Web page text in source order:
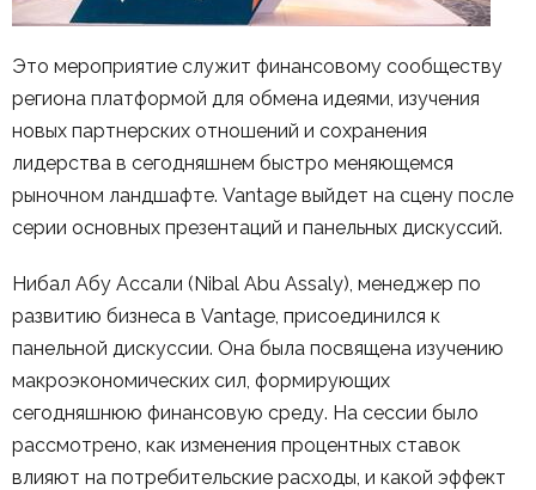
Это мероприятие служит финансовому сообществу
региона платформой для обмена идеями, изучения
новых партнерских отношений и сохранения
лидерства в сегодняшнем быстро меняющемся
рыночном ландшафте. Vantage выйдет на сцену после
серии основных презентаций и панельных дискуссий.
Нибал Абу Ассали (Nibal Abu Assaly), менеджер по
развитию бизнеса в Vantage, присоединился к
панельной дискуссии. Она была посвящена изучению
макроэкономических сил, формирующих
сегодняшнюю финансовую среду. На сессии было
рассмотрено, как изменения процентных ставок
влияют на потребительские расходы, и какой эффект